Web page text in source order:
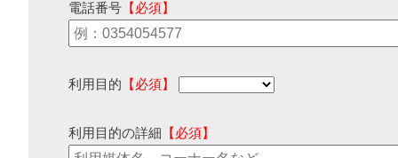
電話番号 【必須】
利用目的 【必須】
利用目的の詳細 【必須】